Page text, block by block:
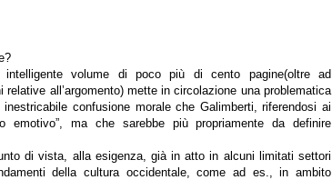
volume di poco più di cento pagine(oltre ad
relative all’argomento) mette in circolazione una problematica
confusione morale che Galimberti, riferendosi ai
emotivo”, ma che sarebbe più propriamente da definire
di vista, alla esigenza, già in atto in alcuni limitati settori
della cultura occidentale, come ad es., in ambito